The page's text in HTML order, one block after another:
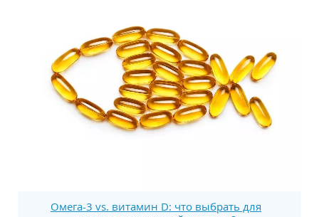
Омега-3 vs. витамин D: что выбрать для